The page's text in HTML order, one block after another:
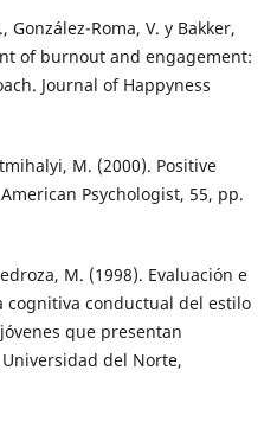
González-Roma, V. y Bakker,
of burnout and engagement:
Journal of Happyness
M. (2000). Positive
Psychologist, 55, pp.
M. (1998). Evaluación e
conductual del estilo
que presentan
del Norte,